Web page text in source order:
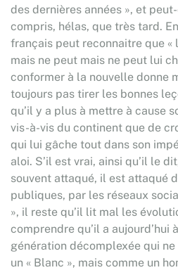
des dernières années », et peut-
compris, hélas, que très tard.
français peut reconnaitre que «
mais ne peut mais ne peut lui
conformer à la nouvelle donne
toujours pas tirer les bonnes
qu’il y a plus à mettre à cause
vis-à-vis du continent que de
qui lui gâche tout dans son
aloi. S’il est vrai, ainsi qu’il le
souvent attaqué, il est attaqué
publiques, par les réseaux
», il reste qu’il lit mal les
comprendre qu’il a aujourd’hui
génération décomplexée qui
un « Blanc », mais comme un